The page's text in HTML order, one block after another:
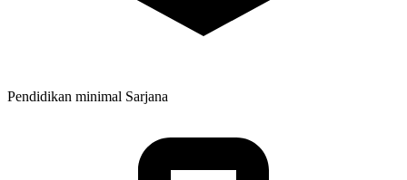
Pendidikan minimal Sarjana